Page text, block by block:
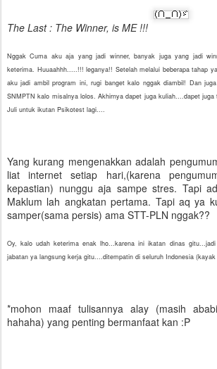
The Last : The Winner, is ME !!!
Nggak Cuma aku aja yang jadi winner, banyak juga yang jadi
keterima. Huuaahhh.....!!! leganya!! Setelah melalui beberapa tahap
aku jadi ambil program ini, rugi banget kalo nggak diambil! Dan
SNMPTN kalo misalnya lolos. Akhirnya dapet juga kuliah....dapet
Juli untuk ikutan Psikotest lagi....
Yang kurang mengenakkan adalah
liat internet setiap hari,(karena
kepastian) nunggu aja sampe stres. Tapi
Maklum lah angkatan pertama. Tapi aq ya
samper(sama persis) ama STT-PLN nggak??
Oy, kalo udah keterima enak lho...karena ini ikatan dinas
jabatan ya langsung kerja gitu....ditempatin di seluruh Indonesia (kayak
*mohon maaf tulisannya alay (masih
hahaha) yang penting bermanfaat kan :P